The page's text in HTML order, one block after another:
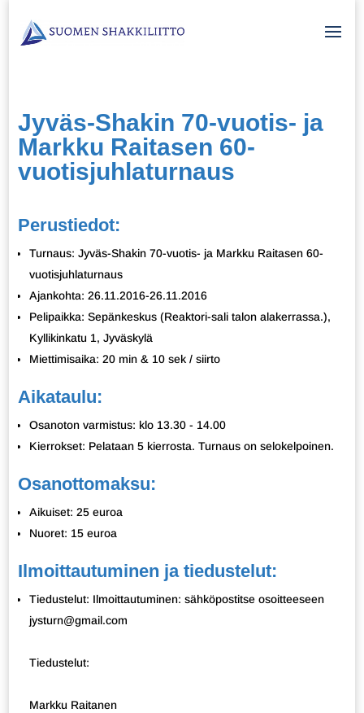
Jyväs-Shakin 70-vuotis- ja
Markku Raitasen 60-
vuotisjuhlaturnaus
Perustiedot:
Turnaus: Jyväs-Shakin 70-vuotis- ja Markku Raitasen 60-
vuotisjuhlaturnaus
Ajankohta: 26.11.2016-26.11.2016
Pelipaikka: Sepänkeskus (Reaktori-sali talon alakerrassa.),
Kyllikinkatu 1, Jyväskylä
Miettimisaika: 20 min & 10 sek / siirto
Aikataulu:
Osanoton varmistus: klo 13.30 - 14.00
Kierrokset: Pelataan 5 kierrosta. Turnaus on selokelpoinen.
Osanottomaksu:
Aikuiset: 25 euroa
Nuoret: 15 euroa
Ilmoittautuminen ja tiedustelut:
Tiedustelut: Ilmoittautuminen: sähköpostitse osoitteeseen
jysturn@gmail.com
Tiedustelut:
Markku Raitanen